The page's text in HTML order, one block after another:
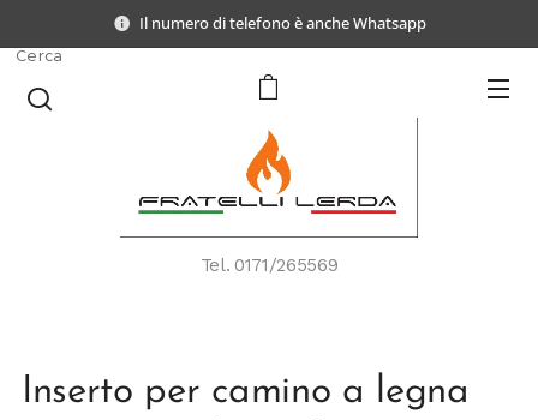
Il numero di telefono è anche Whatsapp
Tel. 0171/265569
Cerca
Inserto per camino a legna